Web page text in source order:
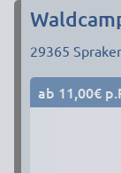
29365
ab 11,00€